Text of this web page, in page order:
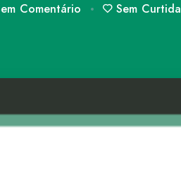
Comentário Sem Curtida